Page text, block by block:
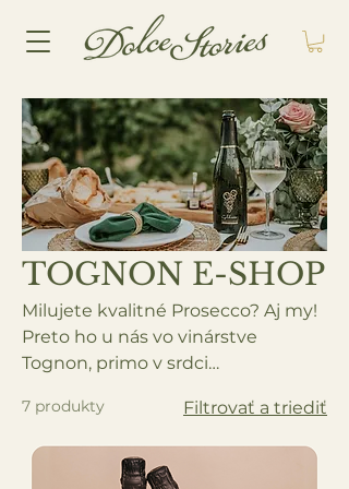
TOGNON E-SHOP
Milujete kvalitné Prosecco? Aj my!
Preto ho u nás vo vinárstve
Tognon, primo v srdci
k tradícii a s dôrazom na najvyššie
kvalitatívne štandardy. Malá,
rodinná produkcia, vinice v
7 produkty Filtrovať a triediť